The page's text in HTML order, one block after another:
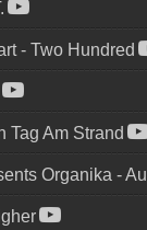
- Two Hundred
Tag Am Strand
Organika -